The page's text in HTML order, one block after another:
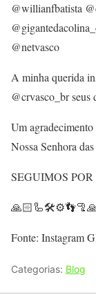
@willianfbatista
@netvasco
A minha querida
@crvasco_br
Um
Nossa Senhora
SEGUIMOS
Fonte: Instagram
Categorias: Blog